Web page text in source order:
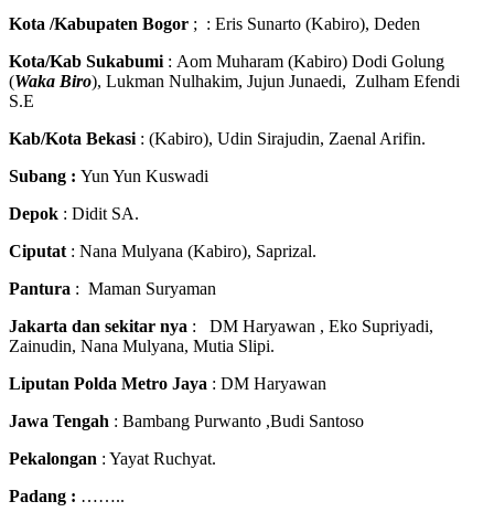
Kota /Kabupaten Bogor ; : Eris Sunarto (Kabiro), Deden
Kota/Kab Sukabumi : Aom Muharam (Kabiro) Dodi Golung
(Waka Biro), Lukman Nulhakim, Jujun Junaedi, Zulham Efendi
S.E
Kab/Kota Bekasi : (Kabiro), Udin Sirajudin, Zaenal Arifin.
Subang : Yun Yun Kuswadi
Depok : Didit SA.
Ciputat : Nana Mulyana (Kabiro), Saprizal.
Pantura : Maman Suryaman
Jakarta dan sekitar nya : DM Haryawan , Eko Supriyadi,
Zainudin, Nana Mulyana, Mutia Slipi.
Liputan Polda Metro Jaya : DM Haryawan
Jawa Tengah : Bambang Purwanto ,Budi Santoso
Pekalongan : Yayat Ruchyat.
Padang : ……..